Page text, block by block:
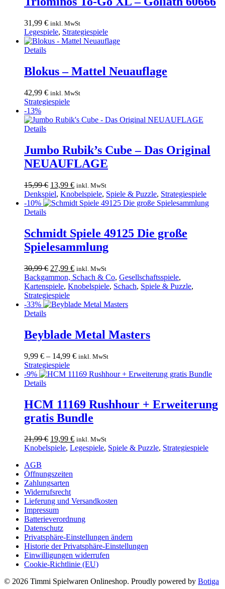
31,99 € inkl. MwSt
Legespiele, Strategiespiele
Details
Blokus – Mattel Neuauflage
42,99 € inkl. MwSt
Strategiespiele
-13%
Details
Jumbo Rubik’s Cube – Das Original
NEUAUFLAGE
15,99€ Ursprünglicher
Preis
war:
13,99 €Aktueller
Preis
ist:
inkl. MwSt
Denkspiel, Knobelspiele, Spiele & Puzzle, Strategiespiele
-10%
Details
Schmidt Spiele 49125 Die große
Spielesammlung
30,99€ Ursprünglicher
Preis
war:
30,99 €
27,99 €Aktueller
Preis
ist:
inkl. MwSt
Backgammon, Schach & Co, Gesellschaftsspiele,
Kartenspiele, Knobelspiele, Schach, Spiele & Puzzle,
Strategiespiele
-33%
DetailsDieses
weist
mehrere
auf.
Die
Optionen
können
der
Produktseite
gewählt
Beyblade Metal Masters
9,99 € – 14,99 € inkl. MwSt
Strategiespiele
-9%
Details
HCM 11169 Rushhour + Erweiterung
gratis Bundle
21,99€ Ursprünglicher
Preis
19,99 €Aktueller
Preis
inkl. MwSt
Knobelspiele, Legespiele, Spiele & Puzzle, Strategiespiele
AGB
Öffnungszeiten
Zahlungsarten
Widerrufsrecht
Lieferung und Versandkosten
Impressum
Batterieverordnung
Datenschutz
Privatsphäre-Einstellungen ändern
Historie der Privatsphäre-Einstellungen
Einwilligungen widerrufen
Cookie-Richtlinie (EU)
© 2026 Timmi Spielwaren Onlineshop. Proudly powered by Botiga